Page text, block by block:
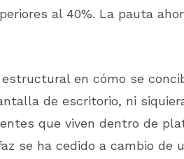
al 40%. La pauta
en cómo se
de escritorio, ni
que viven dentro de
se ha cedido a cambio de